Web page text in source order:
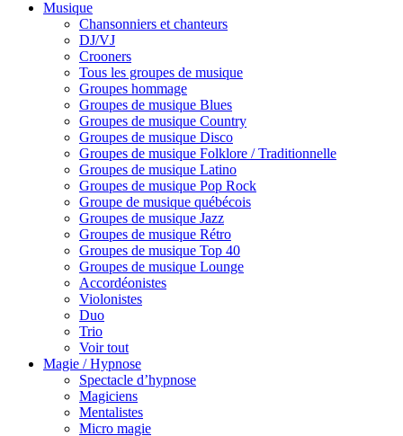
Musique
Chansonniers et chanteurs
DJ/VJ
Crooners
Tous les groupes de musique
Groupes hommage
Groupes de musique Blues
Groupes de musique Country
Groupes de musique Disco
Groupes de musique Folklore / Traditionnelle
Groupes de musique Latino
Groupes de musique Pop Rock
Groupe de musique québécois
Groupes de musique Jazz
Groupes de musique Rétro
Groupes de musique Top 40
Groupes de musique Lounge
Accordéonistes
Violonistes
Duo
Trio
Voir tout
Magie / Hypnose
Spectacle d’hypnose
Magiciens
Mentalistes
Micro magie